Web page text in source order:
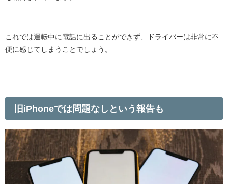
これでは運転中に電話に出ることができず、ドライバーは非常に不
便に感じてしまうことでしょう。
旧iPhoneでは問題なしという報告も